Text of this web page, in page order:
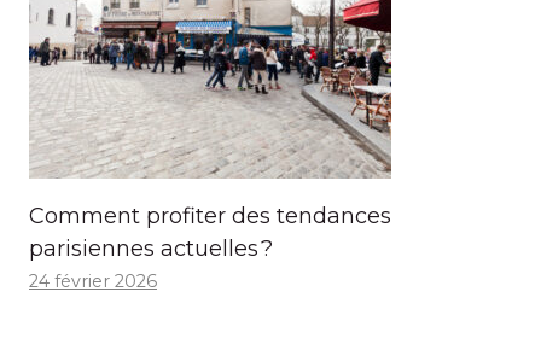
Comment profiter des tendances
parisiennes actuelles ?
24 février 2026